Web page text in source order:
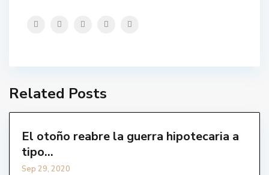
Related Posts
El otoño reabre la guerra hipotecaria a
tipo...
Sep 29, 2020